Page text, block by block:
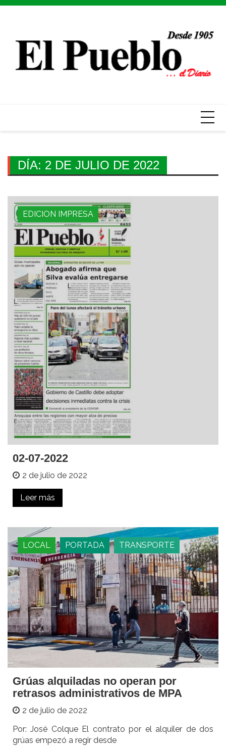
Skip
DÍA: 2 DE JULIO DE 2022
EDICION IMPRESA
02-07-2022
2 de julio de 2022
Leer más
LOCAL PORTADA TRANSPORTE
Grúas alquiladas no operan por
retrasos administrativos de MPA
2 de julio de 2022
Por: José Colque El contrato por el alquiler de dos
grúas empezó a regir desde